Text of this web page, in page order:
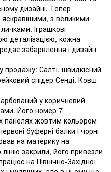
дизайні. Тепер
з великими
Іграшкові
деталізацією, кожна
забарвлення і дизайн
продажу: Салті, швидкісний
спідер Сенді. Ковш
у коричневий
Його номер 7
панелях жовтим кольором
буферні балки і чорні
на материку на
закрили, його привезли
на Північно-Західної